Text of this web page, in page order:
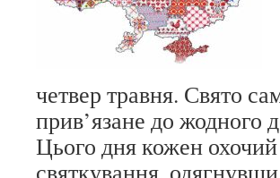
четвер травня. Свято
прив’язане до жодного
Цього дня кожен
святкування,